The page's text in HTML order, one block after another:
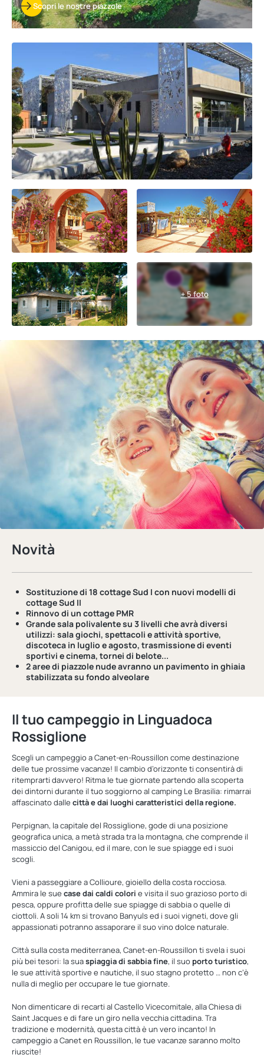
Scopri le nostre piazzole
+ 5 foto
Novità
Sostituzione di 18 cottage Sud I con nuovi modelli di
cottage Sud II
Rinnovo di un cottage PMR
Grande sala polivalente su 3 livelli che avrà diversi
utilizzi: sala giochi, spettacoli e attività sportive,
discoteca in luglio e agosto, trasmissione di eventi
sportivi e cinema, tornei di belote...
2 aree di piazzole nude avranno un pavimento in ghiaia
stabilizzatasu fondo alveolare
Il tuo campeggio in Linguadoca
Rossiglione
Scegli un campeggio a Canet-en-Roussillon come destinazione
delle tue prossime vacanze! Il cambio d’orizzonte ti consentirà di
ritemprarti davvero! Ritma le tue giornate partendo alla scoperta
dei dintorni durante il tuo soggiorno al camping Le Brasilia: rimarrai
affascinato dalle città e dai luoghi caratteristici della regione.
Perpignan, la capitale del Rossiglione, gode di una posizione
geografica unica, a metà strada tra la montagna, che comprende il
massiccio del Canigou, ed il mare, con le sue spiagge ed i suoi
scogli.
Vieni a passeggiare a Collioure, gioiello della costa rocciosa.
Ammira le sue case dai caldi colori e visita il suo grazioso porto di
pesca, oppure profitta delle sue spiagge di sabbia o quelle di
ciottoli. A soli 14 km si trovano Banyuls ed i suoi vigneti, dove gli
appassionati potranno assaporare il suo vino dolce naturale.
Città sulla costa mediterranea, Canet-en-Roussillon ti svela i suoi
più bei tesori: la suaspiaggia di sabbia fine, il suo porto turistico,
le sue attività sportive e nautiche, il suo stagno protetto … non c’è
nulla di meglio per occupare le tue giornate.
Non dimenticare di recarti al Castello Vicecomitale, alla Chiesa di
Saint Jacques e di fare un giro nella vecchia cittadina. Tra
tradizione e modernità, questa città è un vero incanto! In
campeggio a Canet en Roussillon, le tue vacanze saranno molto
riuscite!